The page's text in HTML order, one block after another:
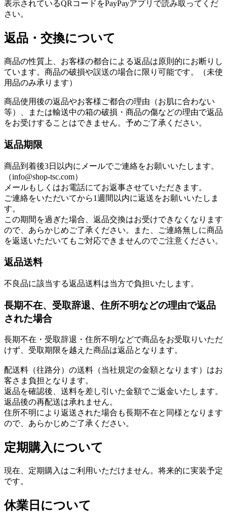
表示されているQRコードをPayPayアプリで読み取ってくだ
さい。
返品・交換について
商品の性質上、お客様の都合による返品は原則的にお断りし
ています。商品の破損や誤送の場合に限り可能です。（未使
用品のみ承ります）
商品使用後の返品やお客様ご都合の理由（お肌に合わない
等）、または輸送中の箱の破損・商品の傷などの理由で返品
をお受けすることはできません。予めご了承ください。
返品期限
商品到着後3日以内にメールでご連絡をお願いいたします。
（info@shop-tsc.com）
メールもしくはお電話にてお返事させていただきます。
ご連絡をいただいてから1週間以内に返送をお願いいたしま
す。
この期間を過ぎた場合、返品交換はお受けできなくなります
ので、あらかじめご了承ください。また、ご連絡無しに商品
を返送いただいてもご対応できませんのでご注意ください。
返品送料
不良品に該当する返品送料は当方で負担いたします。
長期不在、受取辞退、住所不明などの理由で返品
された場合
長期不在・受取辞退・住所不明などで商品をお受取りいただ
けず、受取期限を越えた商品は返品となります。
配送料（往路分）の送料（当社規定の金額となります）はお
客さま負担となります。
返品を確認後、送料を差し引いた金額でご返金いたします。
返品後の再配送は承れません。
住所不明により返送された場合も長期不在と同様となります
ので、あらかじめご了承ください。
定期購入について
現在、定期購入はご利用いただけません。将来的に実装予定
です。
休業日について